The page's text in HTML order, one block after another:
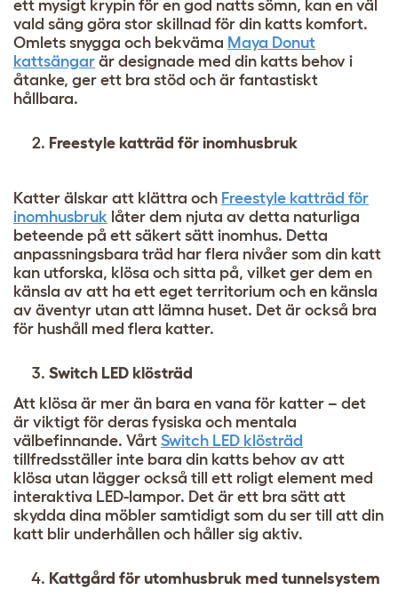
ett mysigt krypin för en god natts sömn, kan en väl
vald säng göra stor skillnad för din katts komfort.
Omlets snygga och bekväma Maya Donut
kattsängar är designade med din katts behov i
åtanke, ger ett bra stöd och är fantastiskt
hållbara.
Freestyle katträd för inomhusbruk
Katter älskar att klättra och Freestyle katträd för
inomhusbruk låter dem njuta av detta naturliga
beteende på ett säkert sätt inomhus. Detta
anpassningsbara träd har flera nivåer som din katt
kan utforska, klösa och sitta på, vilket ger dem en
känsla av att ha ett eget territorium och en känsla
av äventyr utan att lämna huset. Det är också bra
för hushåll med flera katter.
Switch LED klösträd
Att klösa är mer än bara en vana för katter – det
är viktigt för deras fysiska och mentala
välbefinnande. Vårt Switch LED klösträd
tillfredsställer inte bara din katts behov av att
klösa utan lägger också till ett roligt element med
interaktiva LED-lampor. Det är ett bra sätt att
skydda dina möbler samtidigt som du ser till att din
katt blir underhållen och håller sig aktiv.
Kattgård för utomhusbruk med tunnelsystem